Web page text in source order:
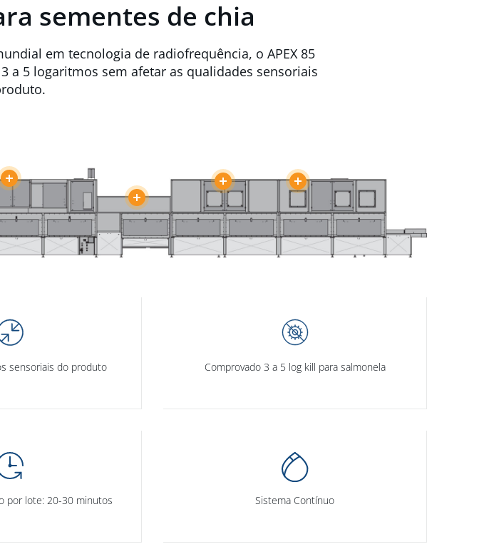
sementes de chia
em tecnologia de radiofrequência, o APEX 85
a 5 logaritmos sem afetar as qualidades sensoriais
sensoriais do produto Comprovado 3 a 5 log kill para salmonela
por lote: 20-30 minutos Sistema Contínuo